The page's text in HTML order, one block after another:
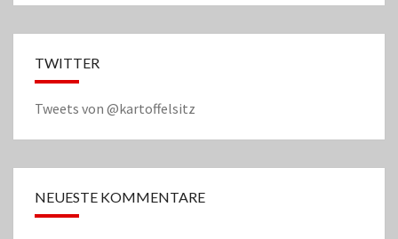
TWITTER
Tweets von @kartoffelsitz
NEUESTE KOMMENTARE